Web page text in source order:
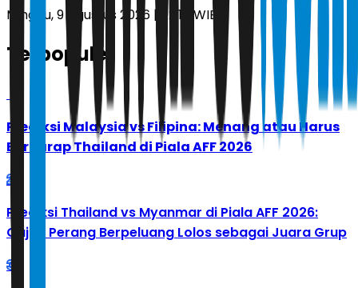
Minggu, 9 Agustus 2026 | 02.10 WIB
Terpopuler
1
Prediksi Malaysia vs Filipina: Menang atau Harus
Berharap Thailand di Piala AFF 2026
2
Prediksi Thailand vs Myanmar di Piala AFF 2026:
Gajah Perang Berpeluang Lolos sebagai Juara Grup
3